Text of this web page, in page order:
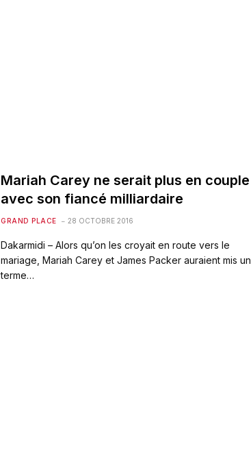
Mariah Carey ne serait plus en couple
avec son fiancé milliardaire
GRAND PLACE 28 OCTOBRE 2016
Dakarmidi – Alors qu’on les croyait en route vers le
mariage, Mariah Carey et James Packer auraient mis un
terme…